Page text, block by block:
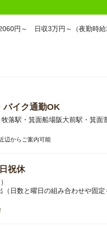
円～ 日収3万円～（夜勤時給
バイク通勤OK
落駅・箕面船場阪大前駅・箕
からご案内可能
祝休
日数と曜日の組み合わせや固定